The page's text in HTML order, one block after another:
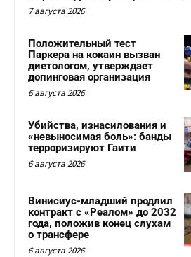
7 августа 2026
Положительный тест
Паркера на кокаин вызван
диетологом, утверждает
допинговая организация
6 августа 2026
Убийства, изнасилования и
«невыносимая боль»: банды
терроризируют Гаити
6 августа 2026
Винисиус-младший продлил
контракт с «Реалом» до 2032
года, положив конец слухам
о трансфере
6 августа 2026